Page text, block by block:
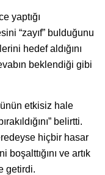
yaptığı
“zayıf” bulduğunu
hedef aldığını
beklendiği gibi
etkisiz hale
belirtti.
hiçbir hasar
boşalttığını ve artık
getirdi.